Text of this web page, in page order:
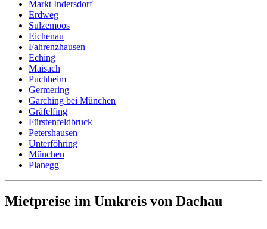
Markt Indersdorf
Erdweg
Sulzemoos
Eichenau
Fahrenzhausen
Eching
Maisach
Puchheim
Germering
Garching bei München
Gräfelfing
Fürstenfeldbruck
Petershausen
Unterföhring
München
Planegg
Mietpreise im Umkreis von Dachau